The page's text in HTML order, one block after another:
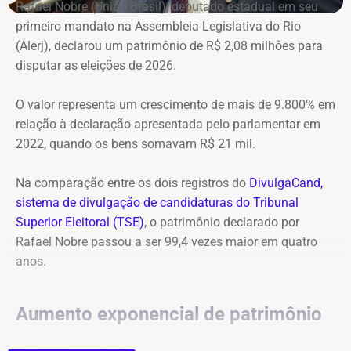
de rua. Até houve um pequeno tumulto. Mas por volta das
8 horas, o clima era de tranquilidade total”, comentou.
Outro morador, que pediu para não ter o nome divulgado,
Comunitário de Segurança do bairro chegaram a chamar
policiais do 4º Batalhão de Polícia Militar, de São
Cristóvão, para reforço da segurança. Além disso,
imóvel.
“A SPU vêm prometendo colocar a segurança patrimonial
em todas as reuniões e até o momento não fez a
implantação alegando problemas com a empresa de
pedido de posse do imóvel e estava na fase final de
análise. Agora com a entrada da ocupação não sabemos
o dobro do registrado na última eleição.
Entre os bens de maior valor também aparecem uma
cessão de quotas avaliada em R$ 20 milhões, R$ 5,6
em condomínio de R$ 3 milhões, um sítio de R$ 2,05
milhões, além de diversos imóveis, terrenos e
participações societárias.
Rafael Nobre (União Brasil), deputado estadual em seu
primeiro mandato na Assembleia Legislativa do Rio
(Alerj), declarou um patrimônio de R$ 2,08 milhões para
disputar as eleições de 2026.
O valor representa um crescimento de mais de 9.800% em
relação à declaração apresentada pelo parlamentar em
2022, quando os bens somavam R$ 21 mil.
Na comparação entre os dois registros do DivulgaCand,
sistema de divulgação de candidaturas do Tribunal
Superior Eleitoral (TSE), o patrimônio declarado por
Rafael Nobre passou a ser 99,4 vezes maior em quatro
anos.
Aumento exponencial de patrimônio